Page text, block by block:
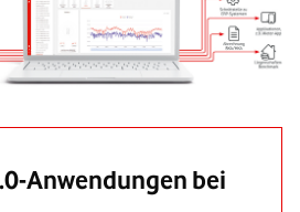
Anwendungen bei